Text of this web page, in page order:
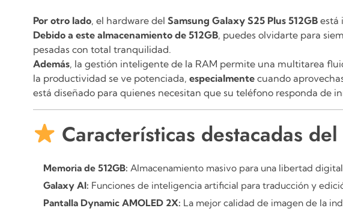
Por otro lado, el hardware del Samsung Galaxy S25 Plus 512GB está
Debido a este almacenamiento de 512GB, puedes olvidarte para
pesadas con total tranquilidad.
Además, la gestión inteligente de la RAM permite una multitarea
la productividad se ve potenciada, especialmente cuando
está diseñado para quienes necesitan que su teléfono responda de
Características destacadas
Memoria de 512GB: Almacenamiento masivo para una libertad
Galaxy AI: Funciones de inteligencia artificial para traducción y
Pantalla Dynamic AMOLED 2X: La mejor calidad de imagen de la